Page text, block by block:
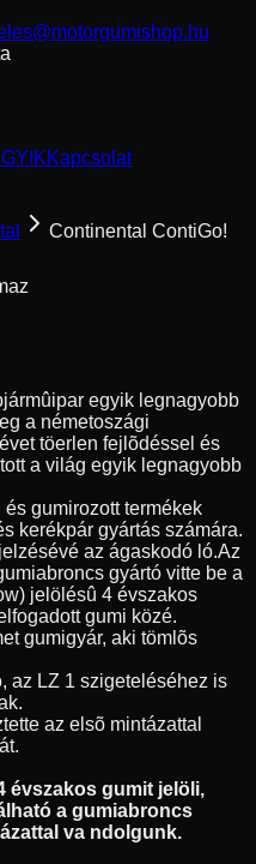
GYIKKapcsolat
Continental ContiGo!
egyik legnagyobb
a németoszági
töerlen fejlõdéssel és
a világ egyik legnagyobb
gumirozott termékek
kerékpár gyártás számára.
az ágaskodó ló.Az
gyártó vitte be a
jelölésû 4 évszakos
gumi közé.
gumigyár, aki tömlõs
az LZ 1 szigeteléséhez is
az elsõ mintázattal
évszakos gumit jelöli,
a gumiabroncs
va ndolgunk.